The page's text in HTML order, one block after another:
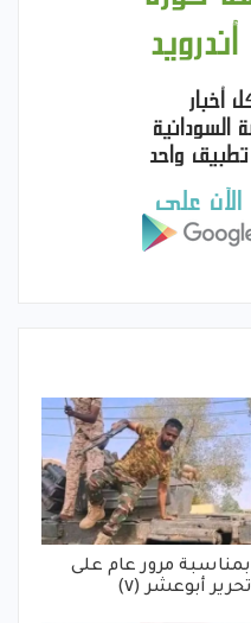
بمناسبة مرور عام على
تحرير أبوعشر (٧)